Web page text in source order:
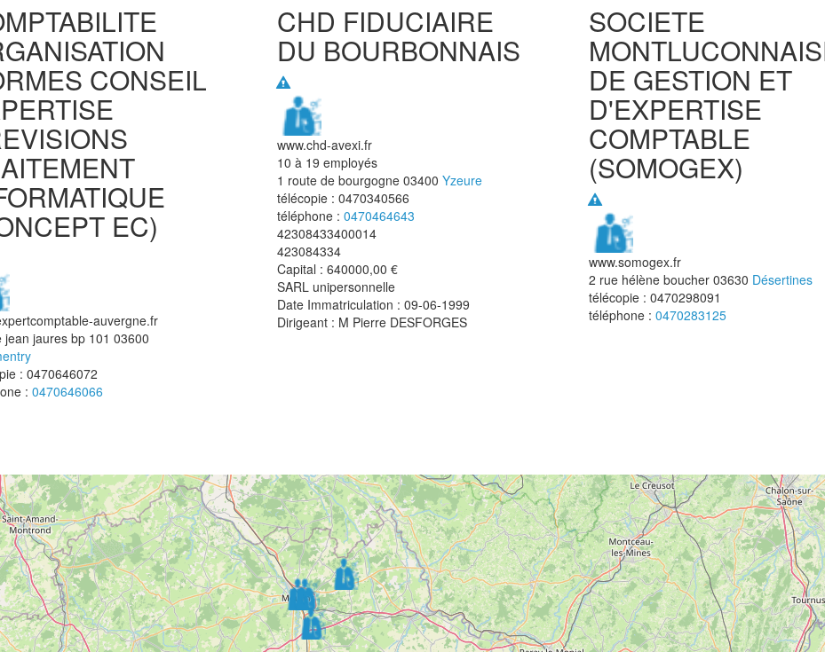
CONSEIL
EC)
auvergne.fr
jean jaures bp 101 03600
: 0470646072
: 0470646066
CHD FIDUCIAIRE
DU BOURBONNAIS
www.chd-avexi.fr
10 à 19 employés
1 route de bourgogne 03400 Yzeure
télécopie : 0470340566
téléphone : 0470464643
42308433400014
423084334
Capital : 640000,00 €
SARL unipersonnelle
Date Immatriculation : 09-06-1999
Dirigeant : M Pierre DESFORGES
SOCIETE
DE GESTION ET
D'EXPERTISE
COMPTABLE
(SOMOGEX)
www.somogex.fr
2 rue hélène boucher 03630 Désertines
télécopie : 0470298091
téléphone : 0470283125